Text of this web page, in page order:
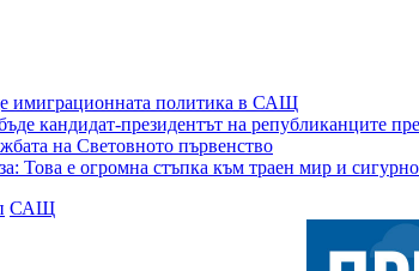
имиграционната политика в САЩ
кандидат-президентът на републиканците
на Световното първенство
Това е огромна стъпка към траен мир и
САЩ